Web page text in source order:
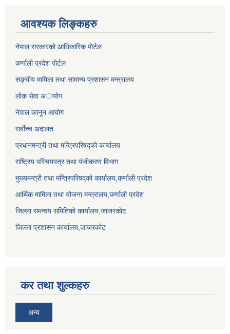
आवश्यक लिङ्कहरु
नेपाल सरकारको आधिकारिक पोर्टल
कर्णाली प्रदेश पोर्टल
सङ्घीय मामिला तथा सामान्य प्रशासन मन्त्रालय
लाेक सेवा अायाेग
नेपाल कानून आयोग
सर्वाेच्च अदालत
प्रधानमन्त्री तथा मन्त्रिपरिषद्को कार्यालय
राष्ट्रिय परिचयपत्र तथा पंजीकरण विभाग
मुख्यमन्त्री तथा मन्त्रिपरिषद्को कार्यालय,कर्णाली प्रदेश
आर्थिक मामिला तथा योजना मन्त्रालय,कर्णाली प्रदेश
जिल्ला समन्वय समितिको कार्यालय,जाजरकाेट
जिल्ला प्रशासन कार्यालय,जाजरकोट
कर तथा शुल्कहरु
अन्य